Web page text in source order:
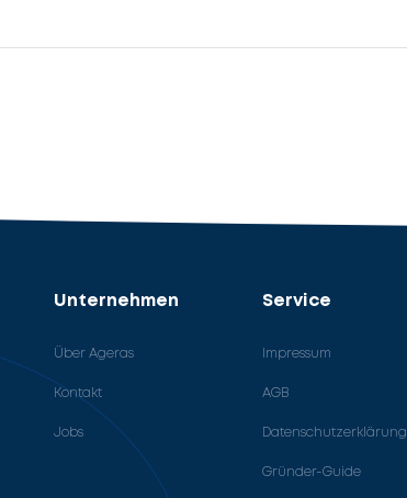
Unternehmen
Über Ageras
Kontakt
Jobs
Service
Impressum
AGB
Datenschutzerklärung
Gründer-Guide